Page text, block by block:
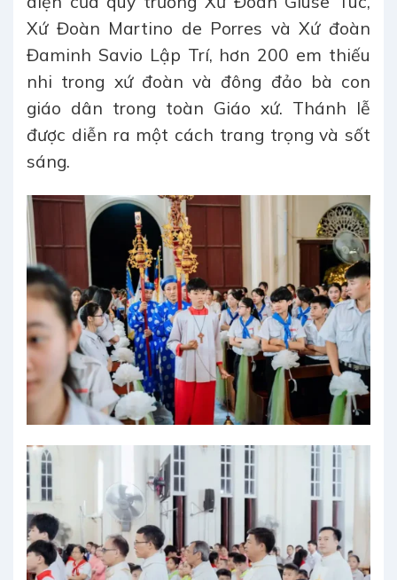
Xứ Đoàn Martino de Porres và Xứ đoàn
Đaminh Savio Lập Trí, hơn 200 em thiếu
nhi trong xứ đoàn và đông đảo bà con
giáo dân trong toàn Giáo xứ. Thánh lễ
được diễn ra một cách trang trọng và sốt
sáng.